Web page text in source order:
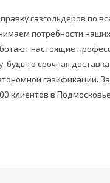
газгольдеров по
потребности
настоящие
то срочная
газификации.
клиентов в